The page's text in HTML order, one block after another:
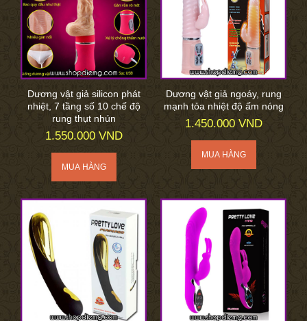
Dương vật giả silicon phát
nhiệt, 7 tầng số 10 chế độ
rung thụt nhún
1.550.000 VND
Dương vật giả ngoáy, rung
mạnh tỏa nhiệt độ ấm nóng
1.450.000 VND